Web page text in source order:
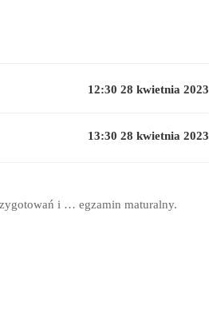
12:30 28 kwietnia 2023
13:30 28 kwietnia 2023
i … egzamin maturalny.